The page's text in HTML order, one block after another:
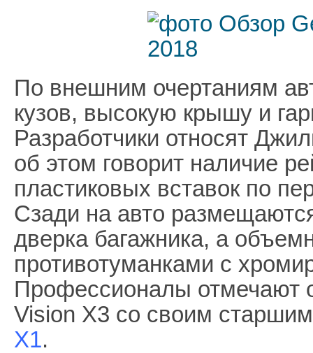
По внешним очертаниям
кузов, высокую крышу и
Разработчики относят
об этом говорит наличие
пластиковых вставок по
Сзади на авто
дверка багажника, а
противотуманками с
Профессионалы отмечают
Vision X3 со своим
X1.